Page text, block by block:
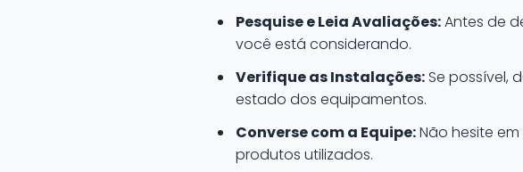
Pesquise e Leia Avaliações:Antes de
você está considerando.
Verifique as Instalações: Se possível,
estado dos equipamentos.
Converse com a Equipe:Não hesite
produtos utilizados.